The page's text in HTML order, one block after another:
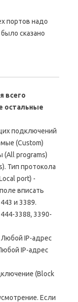
портов надо
сказано
всего
остальные
подключений
(Custom)
(All programs)
Тип протокола
port) -
вписать
и 3389.
3388, 3390-
IP-адрес
IP-адрес
(Block
Если